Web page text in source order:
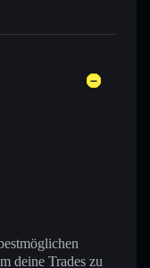
deine Trades zu